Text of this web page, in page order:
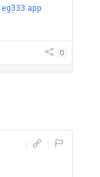
eg333 app
0